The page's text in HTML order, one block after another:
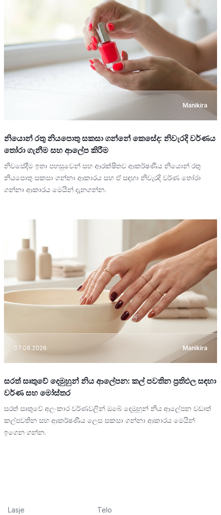
Manikira
නියොන් රතු නියපොතු සකසා ගන්නේ කෙසේද: නිවැරදි වර්ණය
තෝරා ගැනීම සහ ආලේප කිරීම
නිවසේදීම ඉතා පහසුවෙන් සහ ආරක්ෂිතව ආකර්ෂණීය නියොන් රතු
නියපොතු සකසා ගන්නා ආකාරය සහ ඒ සඳහා නිවැරදි වර්ණ තෝරා
ගන්නා ආකාරය මෙයින් දැනගන්න.
07.08.2026 Manikira
සරත් සෘතුවේ දෙමුහුන් නිය ආලේපන: කල් පවතින ප්‍රතිඵල සඳහා
වර්ණ සහ මෝස්තර
සරත් සෘතුවේ අලංකාර වර්ණවලින් ඔබේ දෙමුහුන් නිය ආලේපන වඩාත්
කල්පවතින සහ ආකර්ෂණීය ලෙස සකසා ගන්නා ආකාරය මෙයින්
ඉගෙන ගන්න.
Lasje
Telo